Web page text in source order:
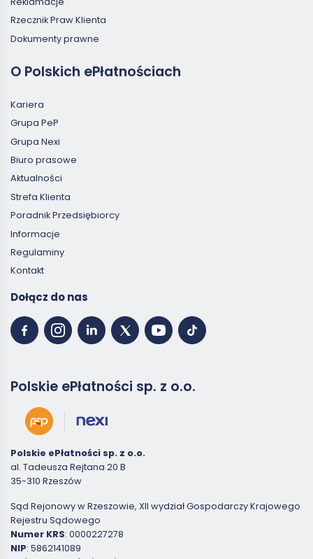
Rzecznik Praw Klienta
Dokumenty prawne
O Polskich ePłatnościach
Kariera
Grupa PeP
Grupa Nexi
Biuro prasowe
Aktualności
Strefa Klienta
Poradnik Przedsiębiorcy
Informacje
Regulaminy
Kontakt
Dołącz do nas
Polskie ePłatności sp. z o.o.
Polskie ePłatności sp. z o.o.
al. Tadeusza Rejtana 20 B
35-310 Rzeszów
Sąd Rejonowy w Rzeszowie, XII wydział Gospodarczy Krajowego
Rejestru Sądowego
Numer KRS: 0000227278
NIP: 5862141089